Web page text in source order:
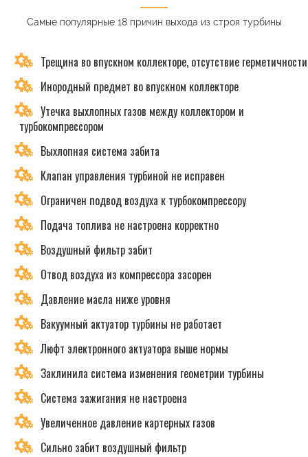
Самые популярные 18 причин выхода из строя турбины
Трещина во впускном коллекторе, отсутствие герметичности
Инородный предмет во впускном коллекторе
Утечка выхлопных газов между коллектором и
турбокомпрессором
Выхлопная система забита
Клапан управления турбиной не исправен
Ограничен подвод воздуха к турбокомпрессору
Подача топлива не настроена корректно
Воздушный фильтр забит
Отвод воздуха из компрессора засорен
Давление масла ниже уровня
Вакуумный актуатор турбины не работает
Люфт электронного актуатора выше нормы
Заклинила система изменения геометрии турбины
Система зажигания не настроена
Увеличенное давление картерных газов
Сильно забит воздушный фильтр